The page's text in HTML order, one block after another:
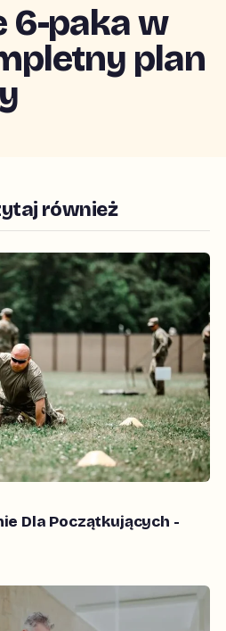
6-paka w
plan
również
Dla Początkujących -